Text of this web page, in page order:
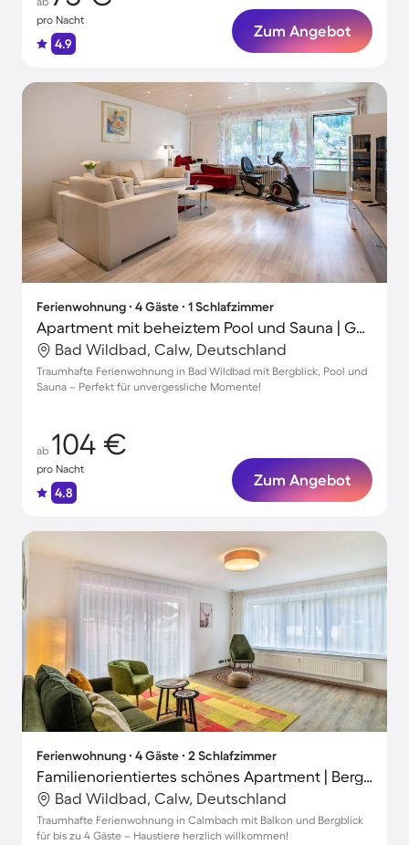
pro Nacht
4.9
Zum Angebot
Ferienwohnung ∙ 4 Gäste ∙ 1 Schlafzimmer
Apartment mit beheiztem Pool und Sauna | Gartenblick
Bad Wildbad, Calw, Deutschland
Traumhafte Ferienwohnung in Bad Wildbad mit Bergblick, Pool und
Sauna – Perfekt für unvergessliche Momente!
ab 104 €
pro Nacht
4.8
Zum Angebot
Ferienwohnung ∙ 4 Gäste ∙ 2 Schlafzimmer
Familienorientiertes schönes Apartment | Bergblick | Haustiere sind willkommen
Bad Wildbad, Calw, Deutschland
Traumhafte Ferienwohnung in Calmbach mit Balkon und Bergblick
für bis zu 4 Gäste – Haustiere herzlich willkommen!